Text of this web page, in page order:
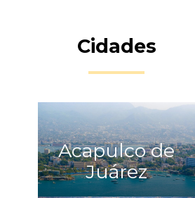
Cidades
Acapulco de
Juárez